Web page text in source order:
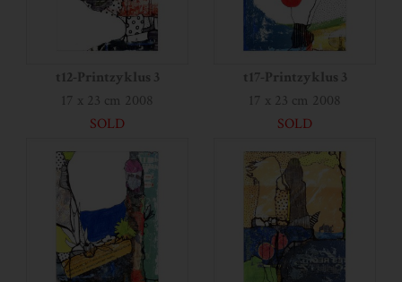
t12-Printzyklus 3
17 x 23 cm 2008
SOLD
t17-Printzyklus 3
17 x 23 cm 2008
SOLD